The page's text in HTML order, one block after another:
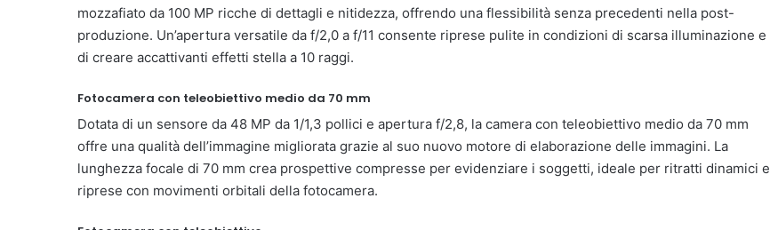
mozzafiato da 100 MP ricche di dettagli e nitidezza, offrendo una flessibilità senza precedenti nella post-
produzione. Un’apertura versatile da f/2,0 a f/11 consente riprese pulite in condizioni di scarsa illuminazione e
di creare accattivanti effetti stella a 10 raggi.
Fotocamera con teleobiettivo medio da 70 mm
Dotata di un sensore da 48 MP da 1/1,3 pollici e apertura f/2,8, la camera con teleobiettivo medio da 70 mm
offre una qualità dell’immagine migliorata grazie al suo nuovo motore di elaborazione delle immagini. La
lunghezza focale di 70 mm crea prospettive compresse per evidenziare i soggetti, ideale per ritratti dinamici e
riprese con movimenti orbitali della fotocamera.